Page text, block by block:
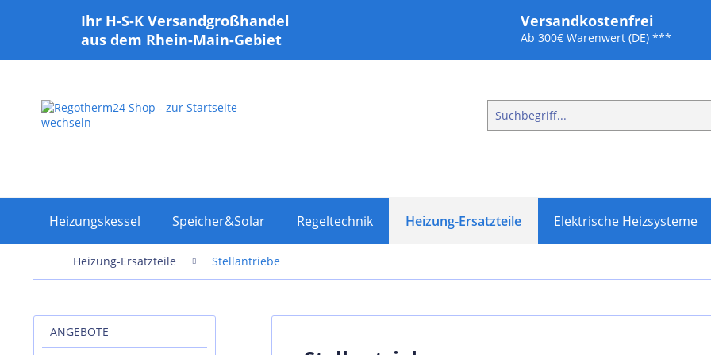
Ihr H-S-K Versandgroßhandel
aus dem Rhein-Main-Gebiet
Versandkostenfrei
Ab 300€ Warenwert (DE) ***
Heizungskessel Speicher&Solar Regeltechnik Heizung-Ersatzteile Elektrische Heizsysteme
Heizung-Ersatzteile Stellantriebe
ANGEBOTE